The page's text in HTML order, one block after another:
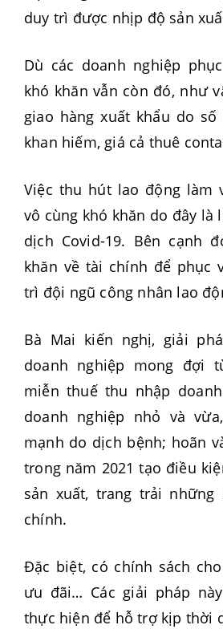
duy trì được nhịp độ sản
Dù các doanh nghiệp
khó khăn vẫn còn đó, như
giao hàng xuất khẩu do
khan hiếm, giá cả thuê
Việc thu hút lao động làm
vô cùng khó khăn do đây là
dịch Covid-19. Bên cạnh
khăn về tài chính để phục
trì đội ngũ công nhân lao
Bà Mai kiến nghị, giải
doanh nghiệp mong đợi
miễn thuế thu nhập
doanh nghiệp nhỏ và
mạnh do dịch bệnh; hoãn
trong năm 2021 tạo điều
sản xuất, trang trải những
chính.
Đặc biệt, có chính sách
ưu đãi… Các giải pháp
thực hiện để hỗ trợ kịp thời